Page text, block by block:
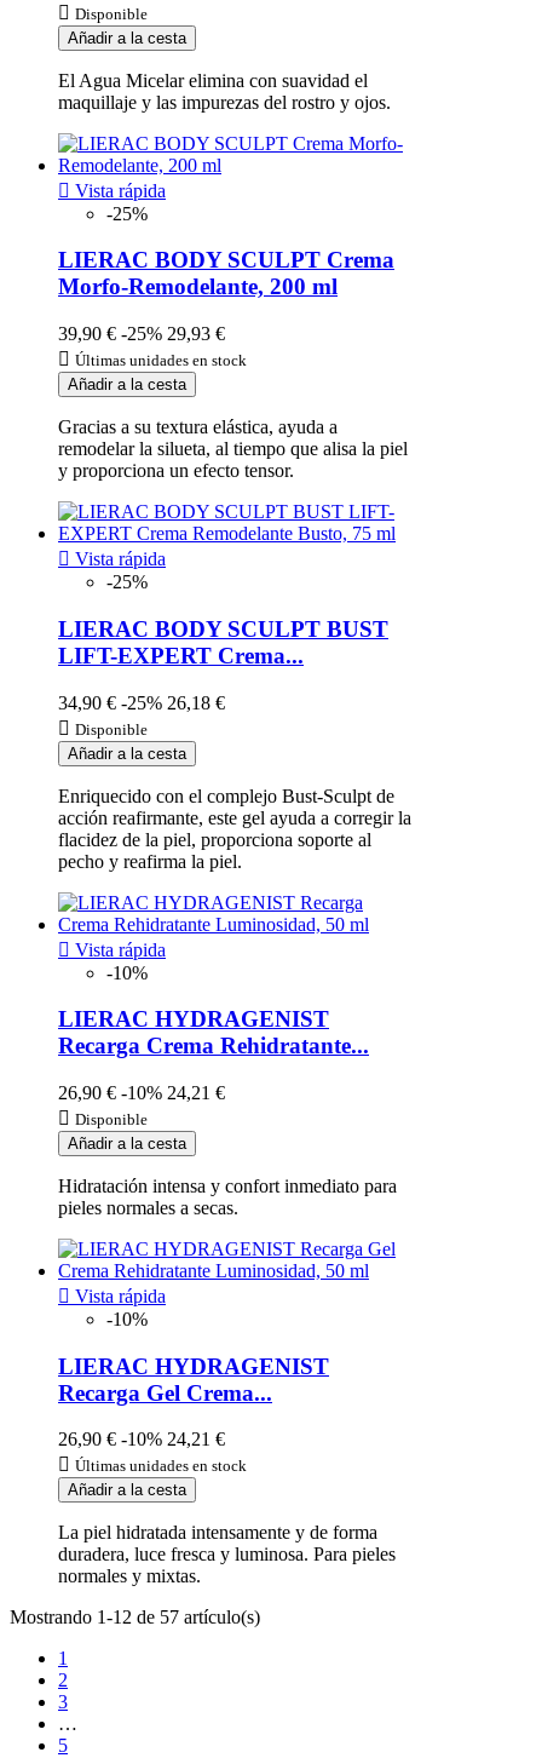
 Disponible
Añadir a la cesta
El Agua Micelar elimina con suavidad el
maquillaje y las impurezas del rostro y ojos.
 Vista rápida
-25%
LIERAC BODY SCULPT Crema
Morfo-Remodelante, 200 ml
39,90 € -25% 29,93 €
 Últimas unidades en stock
Añadir a la cesta
Gracias a su textura elástica, ayuda a
remodelar la silueta, al tiempo que alisa la piel
y proporciona un efecto tensor.
 Vista rápida
-25%
LIERAC BODY SCULPT BUST
LIFT-EXPERT Crema...
34,90 € -25% 26,18 €
 Disponible
Añadir a la cesta
Enriquecido con el complejo Bust-Sculpt de
acción reafirmante, este gel ayuda a corregir la
flacidez de la piel, proporciona soporte al
pecho y reafirma la piel.
 Vista rápida
-10%
LIERAC HYDRAGENIST
Recarga Crema Rehidratante...
26,90 € -10% 24,21 €
 Disponible
Añadir a la cesta
Hidratación intensa y confort inmediato para
pieles normales a secas.
 Vista rápida
-10%
LIERAC HYDRAGENIST
Recarga Gel Crema...
26,90 € -10% 24,21 €
 Últimas unidades en stock
Añadir a la cesta
La piel hidratada intensamente y de forma
duradera, luce fresca y luminosa. Para pieles
normales y mixtas.
Mostrando 1-12 de 57 artículo(s)
1
2
3
…
5